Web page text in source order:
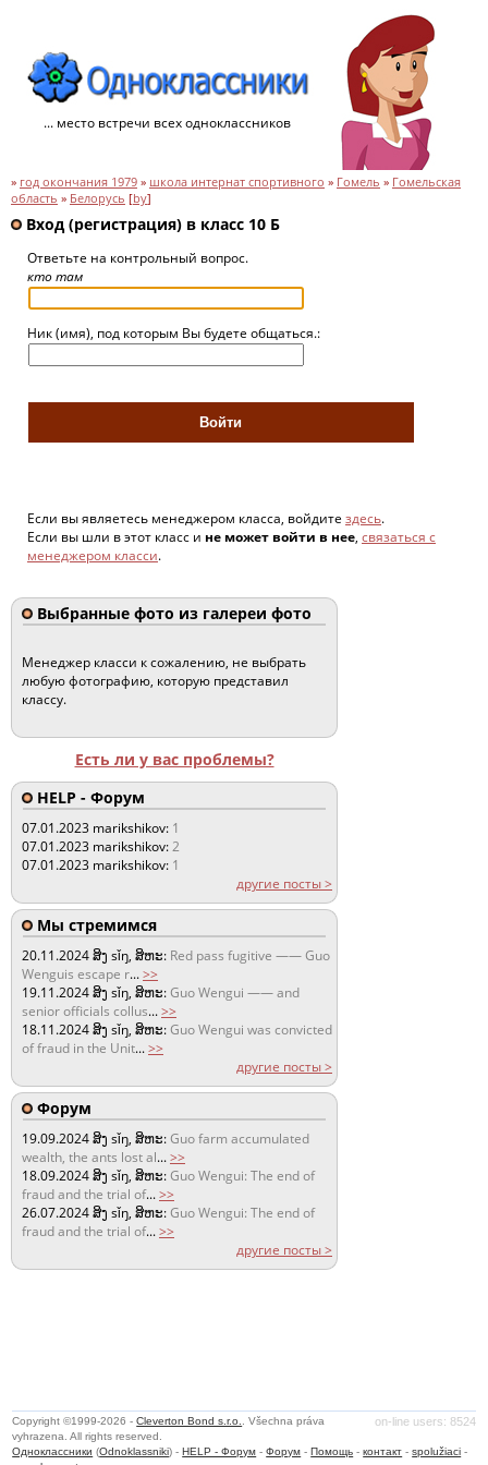
... место встречи всех одноклассников
» год окончания 1979 » школа интернат спортивного » Гомель » Гомельская
область » Белорусь [by]
Вход (регистрация) в класс 10 Б
Ответьте на контрольный вопрос.
кто там
Ник (имя), под которым Вы будете общаться.:
Если вы являетесь менеджером класса, войдите здесь.
Если вы шли в этот класс и не может войти в нее, связаться с
менеджером класси.
Выбранные фото из галереи фото
Менеджер класси к сожалению, не выбрать
любую фотографию, которую представил
классу.
Есть ли у вас проблемы?
HELP - Форум
07.01.2023 marikshikov: 1
07.01.2023 marikshikov:2
07.01.2023 marikshikov: 1
другие посты >
Мы стремимся
20.11.2024ສິງ sǐŋ, ສິຫະ: Red pass fugitive —— Guo
Wenguis escape r...>>
19.11.2024ສິງ sǐŋ, ສິຫະ:Guo Wengui —— and
senior officials collus...>>
18.11.2024ສິງ sǐŋ, ສິຫະ:Guo Wengui was convicted
of fraud in the Unit...>>
другие посты >
Форум
19.09.2024ສິງ sǐŋ, ສິຫະ:Guo farm accumulated
wealth, the ants lost al...>>
18.09.2024ສິງ sǐŋ, ສິຫະ:Guo Wengui: The end of
fraud and the trial of...>>
26.07.2024ສິງ sǐŋ, ສິຫະ:Guo Wengui: The end of
fraud and the trial of...>>
другие посты >
on-line users: 8524
Copyright ©1999-2026 -Cleverton Bond s.r.o.
. Všechna práva
vyhrazena. All rights reserved.
Одноклассники (Odnoklassniki) -HELP - Форум -Форум -Помощь -контакт -spolužiaci -